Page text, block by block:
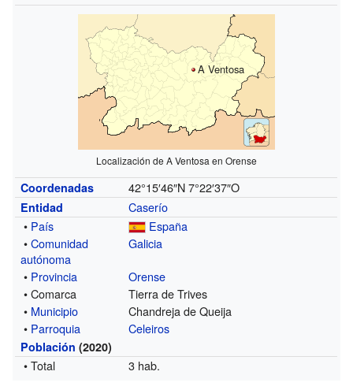
A Ventosa
Localización de A Ventosa en Orense
Coordenadas 42°15′46″N 7°22′37″O
Entidad
Caserío
• País
España
•Comunidad
autónoma
Galicia
• Provincia
Orense
• Comarca
Tierra de Trives
• Municipio
Chandreja de Queija
• Parroquia Celeiros
Población (2020)
• Total 3 hab.